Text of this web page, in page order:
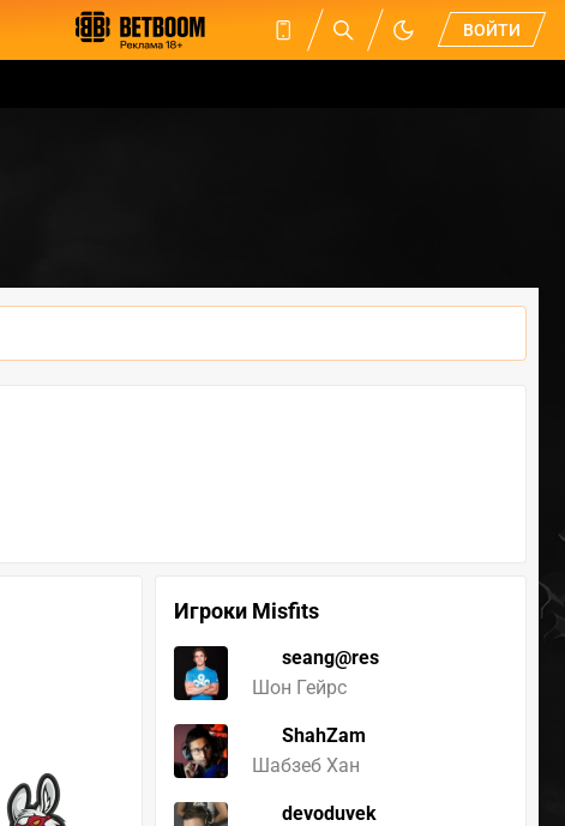
ВОЙТИ
Игроки Misfits
seang@res
Шон Гейрс
ShahZam
Шабзеб Хан
devoduvek